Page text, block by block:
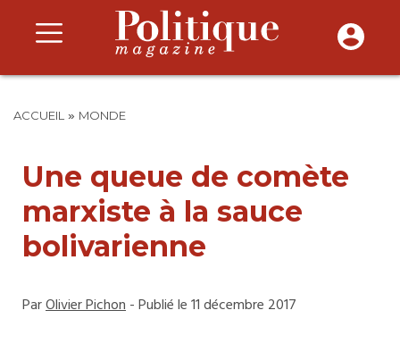
ACCUEIL » MONDE
Une queue de comète
marxiste à la sauce
bolivarienne
ParOlivier Pichon- Publié le 11 décembre 2017